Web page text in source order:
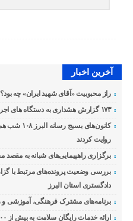
آخرین اخبار
راز محبوبیت «آقای شهید ایران» چه بود؟
۱۷۳ گزارش هشداری به دستگاه های اجرایی در خصوص ترک فعل ها
کانون‌های
روایت کردند
برگزاری راهپیمایی‌های شبانه به مقصد
بررسی وضعیت پرونده‌های مرتبط با
دادگستری استان البرز
برنامه‌های مشترک فرهنگی، آموزشی و
ارائه خدمات رایگان سلامت به بیش از ۹۰۰ نفر در گلشهر کرج